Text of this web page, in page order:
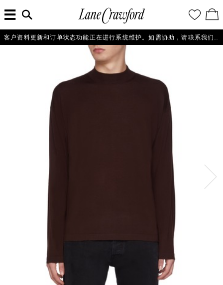
佛
探
的
的
愿
望
清
单
看
／
修
改
购
单
入
搜
索
信
息...
客户资料更新和订单状态功能正在进行系统维护。如需协助，请联系我们的客户服务团队+86 21 6135 8611, +86 10 6622 0822 或 +86 16621175650。